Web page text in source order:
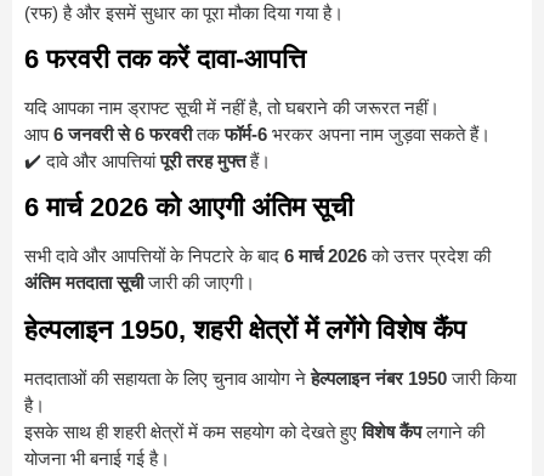
(रफ) है और इसमें सुधार का पूरा मौका दिया गया है।
6 फरवरी तक करें दावा-आपत्ति
यदि आपका नाम ड्राफ्ट सूची में नहीं है, तो घबराने की जरूरत नहीं।
आप6 जनवरी से 6 फरवरीतकफॉर्म-6 भरकर अपना नाम जुड़वा सकते हैं।
✔️ दावे और आपत्तियांपूरी तरह मुफ्तहैं।
6 मार्च 2026 को आएगी अंतिम सूची
सभी दावे और आपत्तियों के निपटारे के बाद 6 मार्च 2026को उत्तर प्रदेश की
अंतिम मतदाता सूचीजारी की जाएगी।
हेल्पलाइन 1950, शहरी क्षेत्रों में लगेंगे विशेष कैंप
मतदाताओं की सहायता के लिए चुनाव आयोग नेहेल्पलाइन नंबर 1950जारी किया
है।
इसके साथ ही शहरी क्षेत्रों में कम सहयोग को देखते हुएविशेष कैंपलगाने की
योजना भी बनाई गई है।